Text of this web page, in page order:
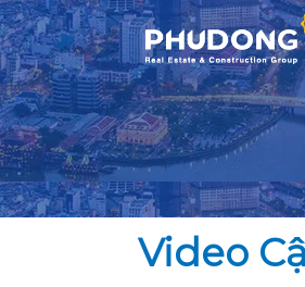
Skip
to
content
Video